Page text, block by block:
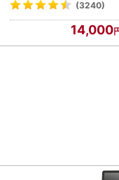
(3240)
14,000